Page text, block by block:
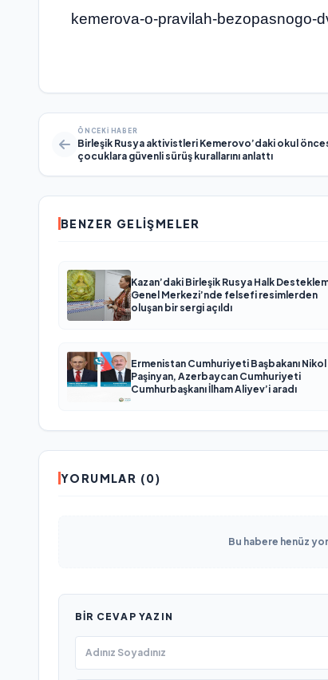
kemerova-o-pravilah-bezopasnogo-
ÖNCEKI HABER
Birleşik Rusya aktivistleri Kemerovo’daki okul
çocuklara güvenli sürüş kurallarını anlattı
BENZER GELIŞMELER
Kazan’daki Birleşik Rusya Halk
Genel Merkezi’nde felsefi resimlerden
oluşan bir sergi açıldı
Ermenistan Cumhuriyeti Başbakanı Nikol
Paşinyan, Azerbaycan Cumhuriyeti
Cumhurbaşkanı İlham Aliyev’i aradı
YORUMLAR (0)
Bu habere henüz
BIR CEVAP YAZIN